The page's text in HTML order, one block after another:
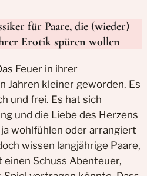
für Paare, die (wieder)
Erotik spüren wollen
Feuer in ihrer
Jahren kleiner geworden. Es
und frei. Es hat sich
und die Liebe des Herzens
wohlfühlen oder arrangiert
wissen langjährige Paare,
Schuss Abenteuer,